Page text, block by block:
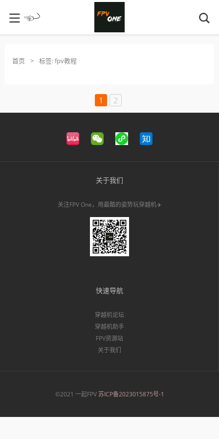
首页 > 标签:fpv教程
1 2
关于我们
关注FPV One，用最酷的姿势玩穿越机✈️
快速导航
穿越机论坛
穿越机助手
FPV资源站
关于我们
©2021 一起FPV苏ICP备2023015875号-1